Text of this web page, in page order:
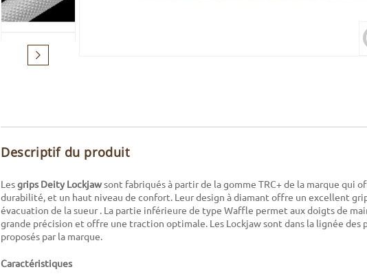
Suivant
Descriptif du produit
Lesgrips Deity Lockjawsont fabriqués à partir de la gomme TRC+ de la marque qui
durabilité, et un haut niveau de confort. Leur design à diamant offre un excellent
évacuation de la sueur . La partie inférieure de type Waffle permet aux doigts de
grande précision et offre une traction optimale. Les Lockjaw sont dans la lignée des
proposés par la marque.
Caractéristiques